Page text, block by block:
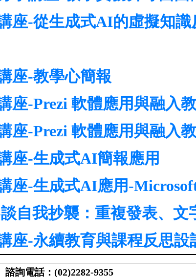
座-從生成式AI的虛擬知
座-教學心簡報
座-Prezi 軟體應用與融入
座-Prezi 軟體應用與融入
座-生成式AI簡報應用
座-生成式AI應用-
自我抄襲：重複發表、文
座-永續教育與課程反思設
諮詢電話：(02)2282-9355